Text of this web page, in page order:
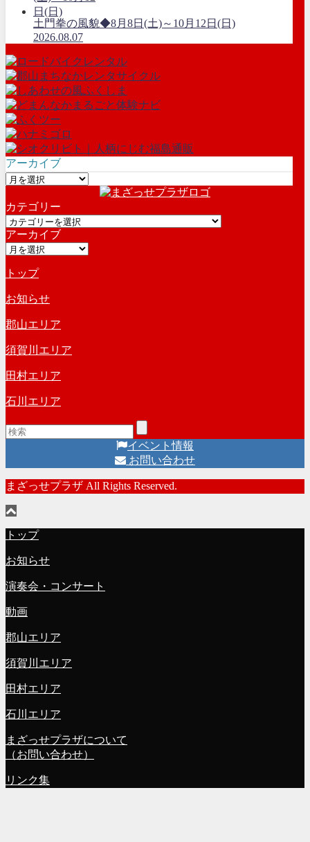
土門拳の風貌◆8月8日(土)～10月12日(日)
2026.08.07
アーカイブ
ア
カ
イ
ブ
カテゴリー
カ
テ
ゴ
ー
アーカイブ
ア
カ
イ
ブ
トップ
お知らせ
郡山エリア
須賀川エリア
田村エリア
石川エリア
イベント情報
お問い合わせ
まざっせプラザ All Rights Reserved.
トップ
お知らせ
演奏会・コンサート
動画
郡山エリア
須賀川エリア
田村エリア
石川エリア
まざっせプラザについて
（お問い合わせ）
リンク集